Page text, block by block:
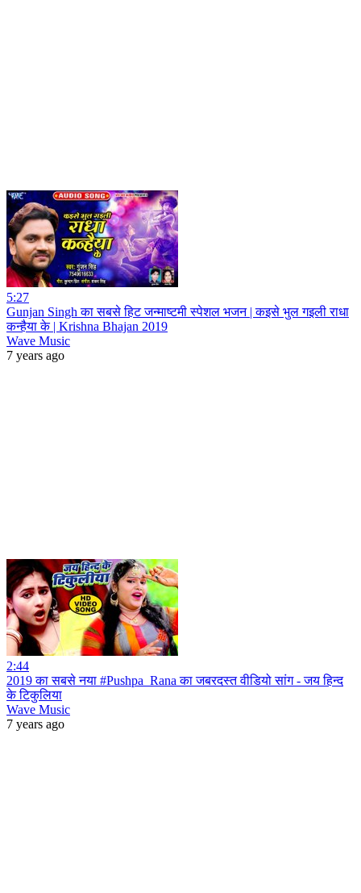
5:27
Gunjan Singh का सबसे हिट जन्माष्टमी स्पेशल भजन | कइसे भुल गइली राधा
कन्हैया के | Krishna Bhajan 2019
Wave Music
7 years ago
2:44
2019 का सबसे नया #Pushpa_Rana का जबरदस्त वीडियो सांग - जय हिन्द
के टिकुलिया
Wave Music
7 years ago